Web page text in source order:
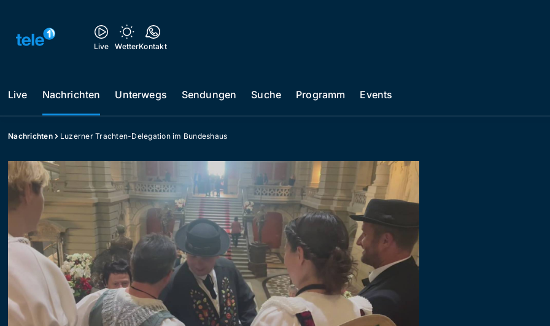
Live WetterKontakt
Live Nachrichten Unterwegs Sendungen Suche Programm Events
Nachrichten Luzerner Trachten-Delegation im Bundeshaus